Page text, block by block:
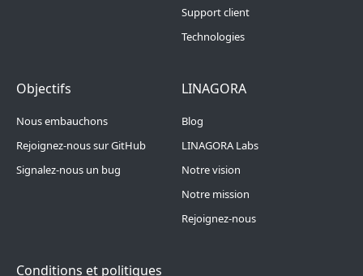
Support client
Technologies
Footer Menu 4
Objectifs
Nous embauchons
Rejoignez-nous sur GitHub
Signalez-nous un bug
Footer Menu 5
LINAGORA
Blog
LINAGORA Labs
Notre vision
Notre mission
Rejoignez-nous
Conditions et politiques